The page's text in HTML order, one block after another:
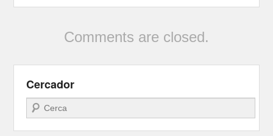
Comments are closed.
Cercador
Search